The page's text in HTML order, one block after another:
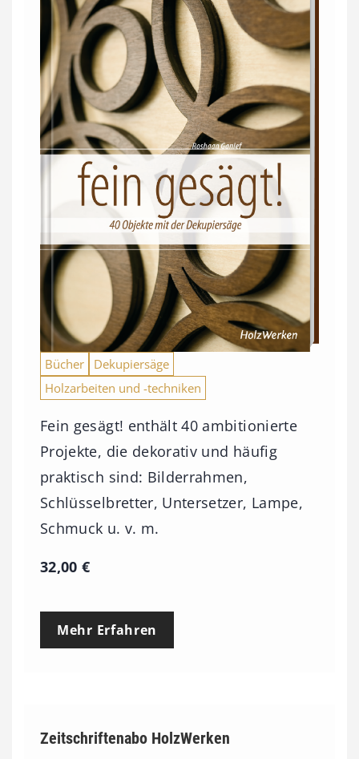
Bücher
Dekupiersäge
Holzarbeiten und -techniken
Fein gesägt! enthält 40 ambitionierte
Projekte, die dekorativ und häufig
praktisch sind: Bilderrahmen,
Schlüsselbretter, Untersetzer, Lampe,
Schmuck u. v. m.
32,00€
Mehr Erfahren
Zeitschriftenabo HolzWerken